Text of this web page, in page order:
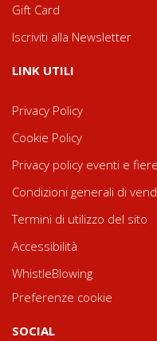
Gift Card
Iscriviti alla Newsletter
LINK UTILI
Privacy Policy
Cookie Policy
Privacy policy eventi e fiere
Condizioni generali di
Termini di utilizzo del sito
Accessibilità
WhistleBlowing
Preferenze cookie
SOCIAL